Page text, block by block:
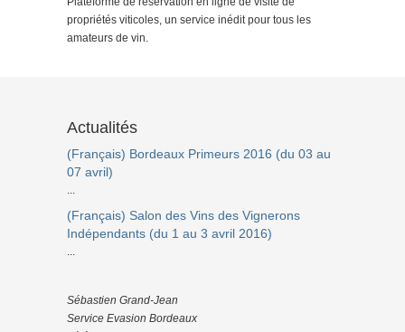
propriétés viticoles, un service inédit pour tous les
amateurs de vin.
Actualités
(Français) Bordeaux Primeurs 2016 (du 03 au
07 avril)
...
(Français) Salon des Vins des Vignerons
Indépendants (du 1 au 3 avril 2016)
...
Sébastien Grand-Jean
Service Evasion Bordeaux